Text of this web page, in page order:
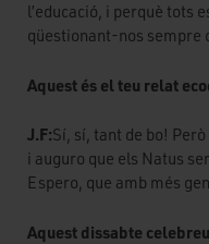
l’educació, i perquè tots
qüestionant-nos sempre
Aquest és el teu relat
J.F:Sí, sí, tant de bo!
i auguro que els Natus
Espero, que amb més
Aquest dissabte